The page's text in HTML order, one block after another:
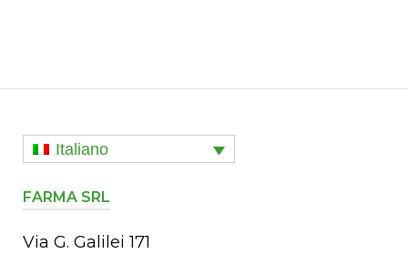
Italiano
FARMA SRL
Via G. Galilei 171